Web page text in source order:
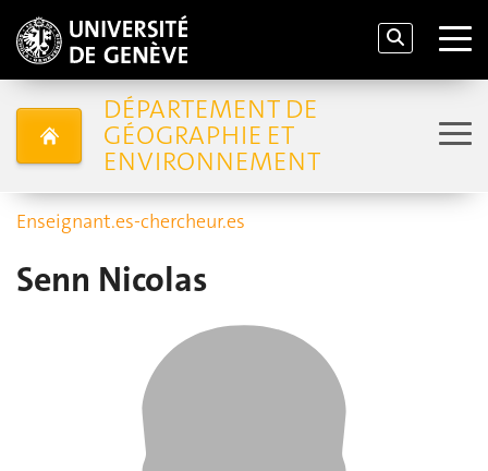
DÉPARTEMENT DE
GÉOGRAPHIE ET
ENVIRONNEMENT
Enseignant.es-chercheur.es
Senn Nicolas